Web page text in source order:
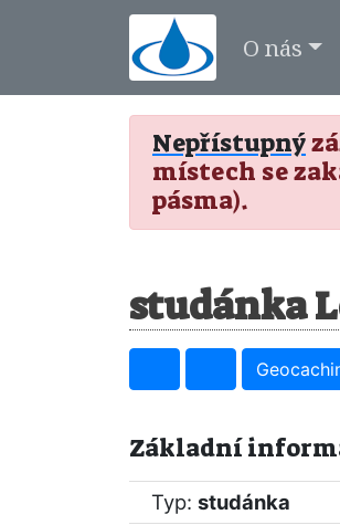
O nás
Nepřístupný
místech se
pásma).
studánka
Základní
Typ: studánka